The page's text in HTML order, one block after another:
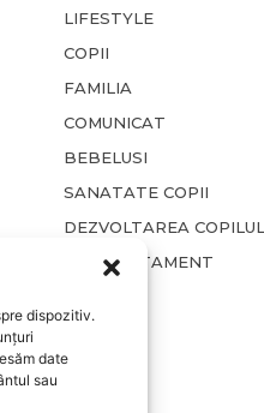
dispozitiv.
date
sau
LIFESTYLE
COPII
FAMILIA
COMUNICAT
BEBELUSI
SANATATE COPII
DEZVOLTAREA
COMPORTAMENT